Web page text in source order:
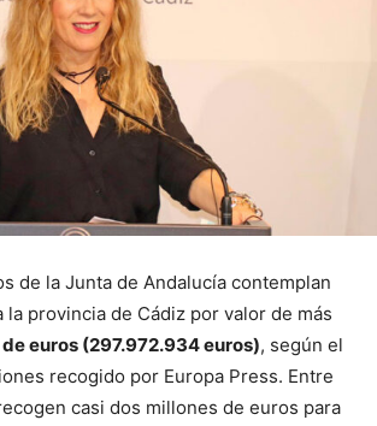
de la Junta de Andalucía contemplan
la provincia de Cádiz por valor de más
euros (297.972.934 euros), según el
recogido por Europa Press. Entre
casi dos millones de euros para